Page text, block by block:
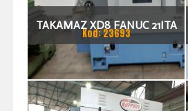
TAKAMAZ XD8 FANUC 21ITA
TOKARKA CNC
Kod: 23693